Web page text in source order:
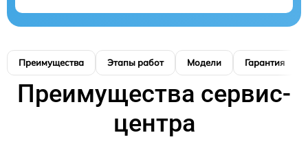
Преимущества Этапы работ Модели Гарантия
Преимущества сервис-
центра